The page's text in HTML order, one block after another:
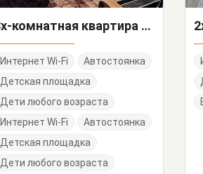
3х-комнатная квартира 75/4
Интернет Wi-Fi
Автостоянка
Детская площадка
Дети любого возраста
Интернет Wi-Fi
Автостоянка
Детская площадка
Дети любого возраста